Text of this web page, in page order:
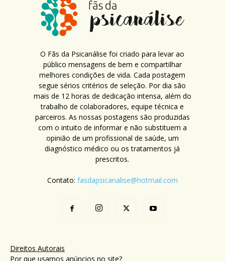
O Fãs da Psicanálise foi criado para levar ao
público mensagens de bem e compartilhar
melhores condições de vida. Cada postagem
segue sérios critérios de seleção. Por dia são
mais de 12 horas de dedicação intensa, além do
trabalho de colaboradores, equipe técnica e
parceiros. As nossas postagens são produzidas
com o intuito de informar e não substituem a
opinião de um profissional de saúde, um
diagnóstico médico ou os tratamentos já
prescritos.
Contato: fasdapsicanalise@hotmail.com
Direitos Autorais
Por que usamos anúncios no site?